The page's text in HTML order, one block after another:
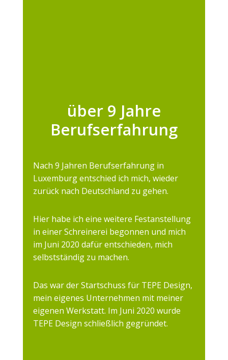
über 9 Jahre
Berufserfahrung
Nach 9 Jahren Berufserfahrung in
Luxemburg entschied ich mich, wieder
zurück nach Deutschland zu gehen.
Hier habe ich eine weitere Festanstellung
in einer Schreinerei begonnen und mich
im Juni 2020 dafür entschieden, mich
selbstständig zu machen.
Das war der Startschuss für TEPE Design,
mein eigenes Unternehmen mit meiner
eigenen Werkstatt. Im Juni 2020 wurde
TEPE Design schließlich gegründet.